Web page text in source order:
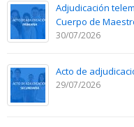
Adjudicación
Cuerpo de
30/07/2026
Acto de
29/07/2026